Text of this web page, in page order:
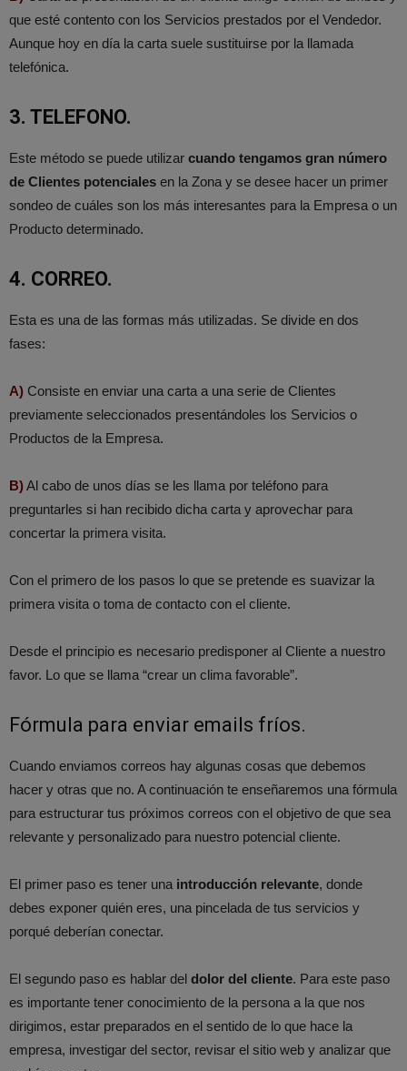
que esté contento con los Servicios prestados por el Vendedor.
Aunque hoy en día la carta suele sustituirse por la llamada
telefónica.
3. TELEFONO.
Este método se puede utilizar cuando tengamos gran número
de Clientes potenciales en la Zona y se desee hacer un primer
sondeo de cuáles son los más interesantes para la Empresa o un
Producto determinado.
4. CORREO.
Esta es una de las formas más utilizadas. Se divide en dos
fases:
A) Consiste en enviar una carta a una serie de Clientes
previamente seleccionados presentándoles los Servicios o
Productos de la Empresa.
B)Al cabo de unos días se les llama por teléfono para
preguntarles si han recibido dicha carta y aprovechar para
concertar la primera visita.
Con el primero de los pasos lo que se pretende es suavizar la
primera visita o toma de contacto con el cliente.
Desde el principio es necesario predisponer al Cliente a nuestro
favor. Lo que se llama “crear un clima favorable”.
Fórmula para enviar emails fríos.
Cuando enviamos correos hay algunas cosas que debemos
hacer y otras que no. A continuación te enseñaremos una fórmula
para estructurar tus próximos correos con el objetivo de que sea
relevante y personalizado para nuestro potencial cliente.
El primer paso es tener una introducción relevante, donde
debes exponer quién eres, una pincelada de tus servicios y
porqué deberían conectar.
El segundo paso es hablar del dolor del cliente. Para este paso
es importante tener conocimiento de la persona a la que nos
dirigimos, estar preparados en el sentido de lo que hace la
empresa, investigar del sector, revisar el sitio web y analizar que